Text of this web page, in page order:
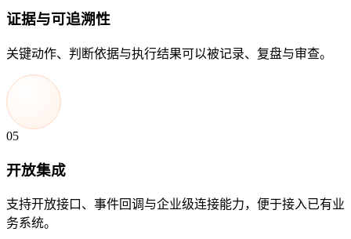
证据与可追溯性
关键动作、判断依据与执行结果可以被记录、复盘与审查。
05
开放集成
支持开放接口、事件回调与企业级连接能力，便于接入已有业
务系统。